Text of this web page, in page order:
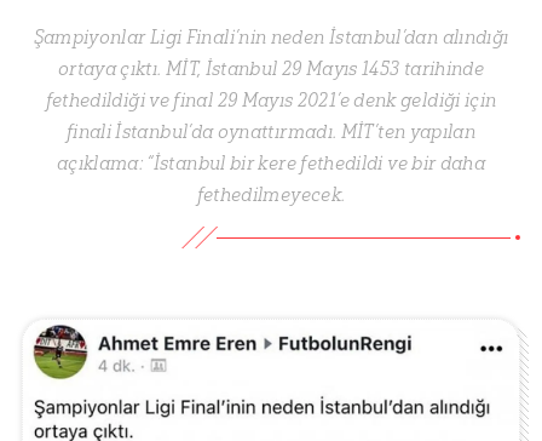
Şampiyonlar Ligi Finali’nin neden İstanbul’dan alındığı
ortaya çıktı. MİT, İstanbul 29 Mayıs 1453 tarihinde
fethedildiği ve final 29 Mayıs 2021’e denk geldiği için
finali İstanbul’da oynattırmadı. MİT’ten yapılan
açıklama: “İstanbul bir kere fethedildi ve bir daha
fethedilmeyecek.